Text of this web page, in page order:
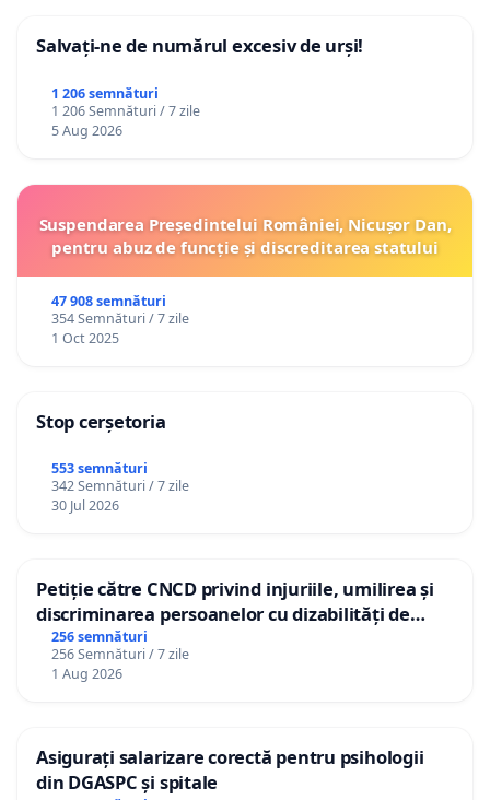
Salvați-ne de numărul excesiv de urși!
1 206 semnături
1 206 Semnături / 7 zile
5 Aug 2026
Suspendarea Președintelui României, Nicușor Dan,
pentru abuz de funcție și discreditarea statului
47 908 semnături
354 Semnături / 7 zile
1 Oct 2025
Stop cerșetoria
553 semnături
342 Semnături / 7 zile
30 Jul 2026
Petiție către CNCD privind injuriile, umilirea și
discriminarea persoanelor cu dizabilități de
către utilizatorul TikTok „Gorici”
256 semnături
256 Semnături / 7 zile
1 Aug 2026
Asigurați salarizare corectă pentru psihologii
din DGASPC și spitale